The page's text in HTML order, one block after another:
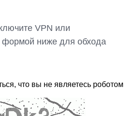
VPN или
формой ниже для обхода
что вы не являетесь роботом